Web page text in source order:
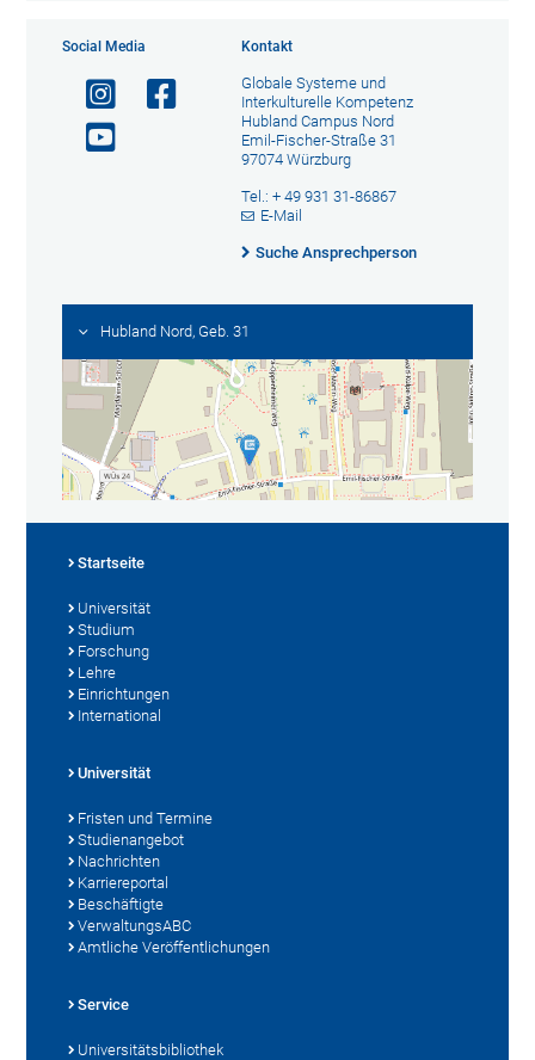
Social Media Kontakt
Globale Systeme und
Interkulturelle Kompetenz
Hubland Campus Nord
Emil-Fischer-Straße 31
97074 Würzburg
Tel.: + 49 931 31-86867
E-Mail
Suche Ansprechperson
Hubland Nord, Geb. 31
Startseite
Universität
Studium
Forschung
Lehre
Einrichtungen
International
Universität
Fristen und Termine
Studienangebot
Nachrichten
Karriereportal
Beschäftigte
VerwaltungsABC
Amtliche Veröffentlichungen
Service
Universitätsbibliothek